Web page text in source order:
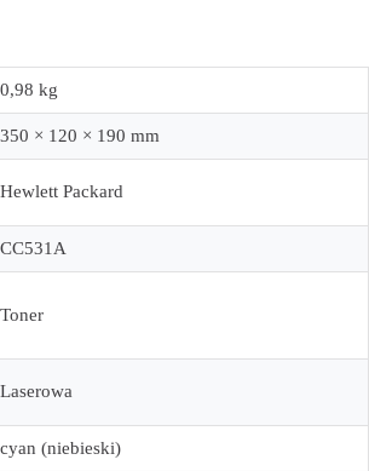
0,98 kg
350 × 120 × 190 mm
Hewlett Packard
CC531A
Toner
Laserowa
cyan (niebieski)